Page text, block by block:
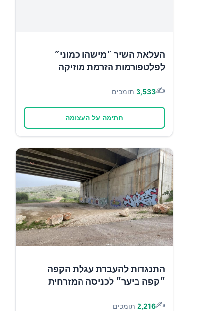
העלאת השיר ״מישהו כמוני״
לפלטפורמות הזרמת מוזיקה
✍️
3,533 תומכים
חתימה על העצומה
התנגדות להעברת עגלת הקפה
״קפה ביער״ לכניסה המזרחית
✍️
2,216 תומכים